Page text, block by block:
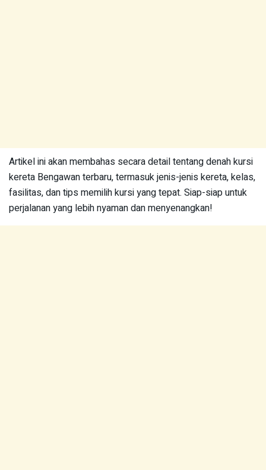
Artikel ini akan membahas secara detail tentang denah kursi
kereta Bengawan terbaru, termasuk jenis-jenis kereta, kelas,
fasilitas, dan tips memilih kursi yang tepat. Siap-siap untuk
perjalanan yang lebih nyaman dan menyenangkan!